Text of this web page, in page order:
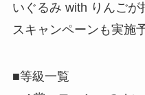
いぐるみ with りんご
スキャンペーンも実施
■等級一覧